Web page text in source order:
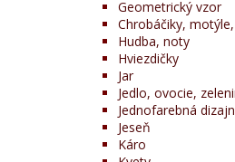
Geometrický vzor
Chrobáčiky,
Hudba, noty
Hviezdičky
Jar
Jedlo, ovocie,
Jednofarebná
Jeseň
Káro